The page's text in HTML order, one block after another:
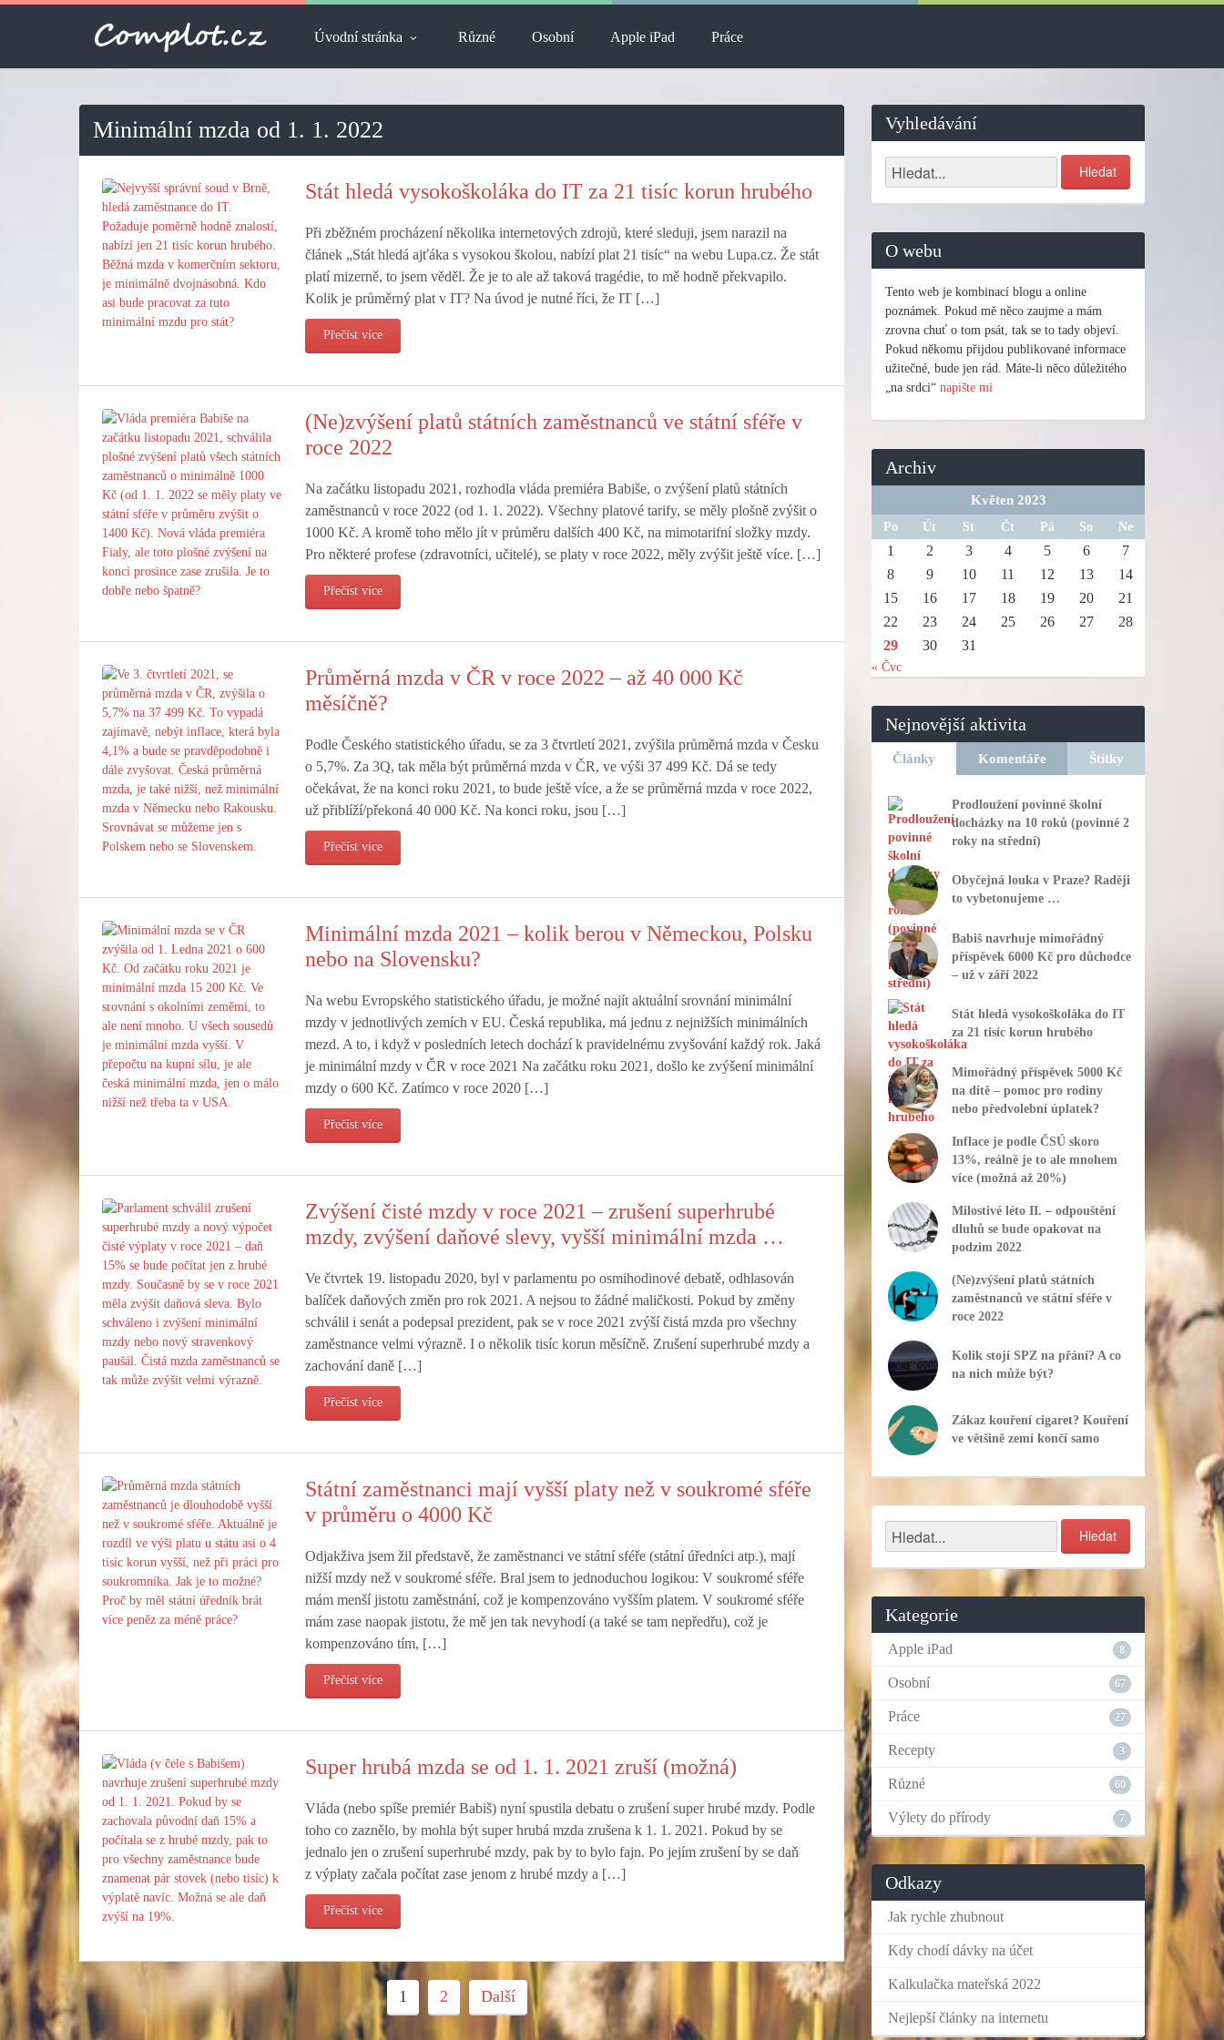
Úvodní stránka Různé Osobní Apple iPad Práce
Minimální mzda od 1. 1. 2022
Stát hledá vysokoškoláka do IT za 21 tisíc korun hrubého
Při zběžném procházení několika internetových zdrojů, které sleduji, jsem narazil na
článek „Stát hledá ajťáka s vysokou školou, nabízí plat 21 tisíc“ na webu Lupa.cz. Že stát
platí mizerně, to jsem věděl. Že je to ale až taková tragédie, to mě hodně překvapilo.
Kolik je průměrný plat v IT? Na úvod je nutné říci, že IT […]
Přečíst více
(Ne)zvýšení platů státních zaměstnanců ve státní sféře v
roce 2022
Na začátku listopadu 2021, rozhodla vláda premiéra Babiše, o zvýšení platů státních
zaměstnanců v roce 2022 (od 1. 1. 2022). Všechny platové tarify, se měly plošně zvýšit o
1000 Kč. A kromě toho mělo jít v průměru dalších 400 Kč, na mimotarifní složky mzdy.
Pro některé profese (zdravotníci, učitelé), se platy v roce 2022, měly zvýšit ještě více. […]
Přečíst více
Průměrná mzda v ČR v roce 2022 – až 40 000 Kč
měsíčně?
Podle Českého statistického úřadu, se za 3 čtvrtletí 2021, zvýšila průměrná mzda v Česku
o 5,7%. Za 3Q, tak měla být průměrná mzda v ČR, ve výši 37 499 Kč. Dá se tedy
očekávat, že na konci roku 2021, to bude ještě více, a že se průměrná mzda v roce 2022,
už přiblíží/překoná 40 000 Kč. Na konci roku, jsou […]
Přečíst více
Minimální mzda 2021 – kolik berou v Německou, Polsku
nebo na Slovensku?
Na webu Evropského statistického úřadu, je možné najít aktuální srovnání minimální
mzdy v jednotlivých zemích v EU. Česká republika, má jednu z nejnižších minimálních
mezd. A to, i když v posledních letech dochází k pravidelnému zvyšování každý rok. Jaká
je minimální mzdy v ČR v roce 2021 Na začátku roku 2021, došlo ke zvýšení minimální
mzdy o 600 Kč. Zatímco v roce 2020 […]
Přečíst více
Zvýšení čisté mzdy v roce 2021 – zrušení superhrubé
mzdy, zvýšení daňové slevy, vyšší minimální mzda …
Ve čtvrtek 19. listopadu 2020, byl v parlamentu po osmihodinové debatě, odhlasován
balíček daňových změn pro rok 2021. A nejsou to žádné maličkosti. Pokud by změny
schválil i senát a podepsal prezident, pak se v roce 2021 zvýší čistá mzda pro všechny
zaměstnance velmi výrazně. I o několik tisíc korun měsíčně. Zrušení superhrubé mzdy a
zachování daně […]
Přečíst více
Státní zaměstnanci mají vyšší platy než v soukromé sféře
v průměru o 4000 Kč
Odjakživa jsem žil představě, že zaměstnanci ve státní sféře (státní úředníci atp.), mají
nižší mzdy než v soukromé sféře. Bral jsem to jednoduchou logikou: V soukromé sféře
mám menší jistotu zaměstnání, což je kompenzováno vyšším platem. V soukromé sféře
mám zase naopak jistotu, že mě jen tak nevyhodí (a také se tam nepředřu), což je
kompenzováno tím, […]
Přečíst více
Super hrubá mzda se od 1. 1. 2021 zruší (možná)
Vláda (nebo spíše premiér Babiš) nyní spustila debatu o zrušení super hrubé mzdy. Podle
toho co zaznělo, by mohla být super hrubá mzda zrušena k 1. 1. 2021. Pokud by se
jednalo jen o zrušení superhrubé mzdy, pak by to bylo fajn. Po jejím zrušení by se daň
z výplaty začala počítat zase jenom z hrubé mzdy a […]
Přečíst více
1 2 Další
Vyhledávání
O webu
Tento web je kombinací blogu a online
poznámek. Pokud mě něco zaujme a mám
zrovna chuť o tom psát, tak se to tady objeví.
Pokud někomu přijdou publikované informace
užitečné, bude jen rád. Máte-li něco důležitého
„na srdci“ napište mi
Archiv
Květen 2023
Po Út St Čt Pá So Ne
1 2 3 4 5 6
7
8
9 10 11 12 13
14
15
16 17 18 19 20
21
22
23 24 25 26 27
28
29
30 31
« Čvc
Nejnovější aktivita
Články Komentáře Štítky
Prodloužení povinné školní
docházky na 10 roků (povinné 2
roky na střední)
Obyčejná louka v Praze? Raději
to vybetonujeme …
Babiš navrhuje mimořádný
příspěvek 6000 Kč pro důchodce
– už v září 2022
Stát hledá vysokoškoláka do IT
za 21 tisíc korun hrubého
Mimořádný příspěvek 5000 Kč
na dítě – pomoc pro rodiny
nebo předvolební úplatek?
Inflace je podle ČSÚ skoro
13%, reálně je to ale mnohem
více (možná až 20%)
Milostivé léto II. – odpouštění
dluhů se bude opakovat na
podzim 2022
(Ne)zvýšení platů státních
zaměstnanců ve státní sféře v
roce 2022
Kolik stojí SPZ na přání? A co
na nich může být?
Zákaz kouření cigaret? Kouření
ve většině zemí končí samo
Kategorie
Apple iPad 8
Osobní 67
Práce 27
Recepty 3
Různé 60
Výlety do přírody 7
Odkazy
Jak rychle zhubnout
Kdy chodí dávky na účet
Kalkulačka mateřská 2022
Nejlepší články na internetu